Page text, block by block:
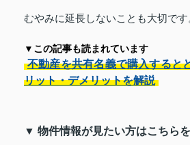
むやみに延長しないことも大切です
▼この記事も読まれています
不動産を共有名義で購入すると
リット・デメリットを解説
▼ 物件情報が見たい方はこちら